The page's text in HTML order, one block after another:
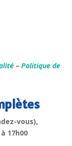
– Politique de
vous),
17h00